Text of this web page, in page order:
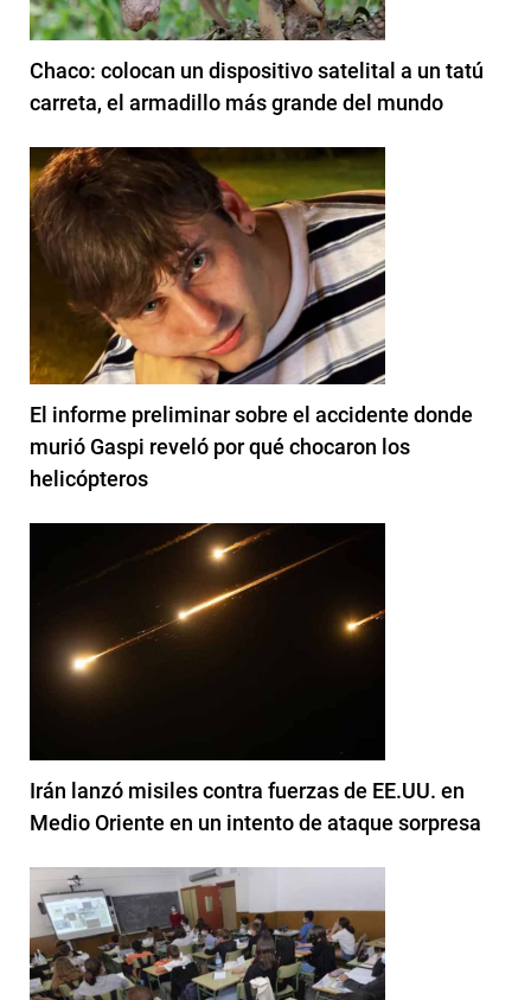
Chaco: colocan un dispositivo satelital a un tatú
carreta, el armadillo más grande del mundo
El informe preliminar sobre el accidente donde
murió Gaspi reveló por qué chocaron los
helicópteros
Irán lanzó misiles contra fuerzas de EE.UU. en
Medio Oriente en un intento de ataque sorpresa